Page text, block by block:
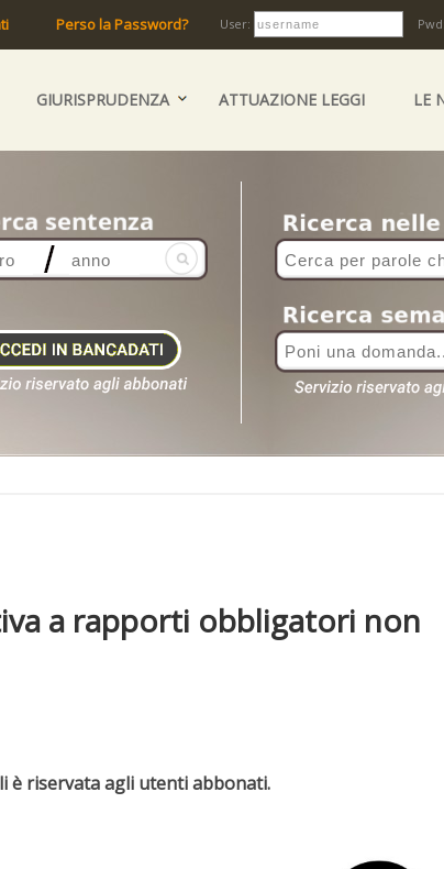
Perso la Password? User: Pwd:
GIURISPRUDENZA ATTUAZIONE LEGGI LE
a rapporti obbligatori non
è riservata agli utenti abbonati.